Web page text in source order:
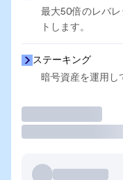
最大50倍のレバ
トします。
ステーキング
暗号資産を運用し